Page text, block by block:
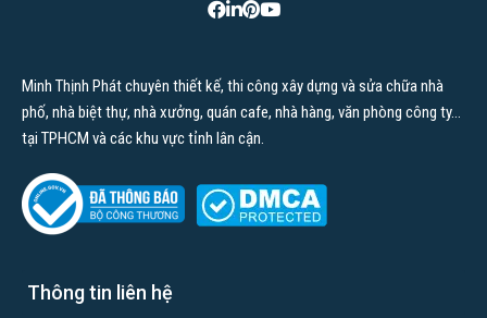
Nội thất
Xây dựng nhà trọn gói
Xây dựng nhà tiền chế
Minh Thịnh Phát chuyên thiết kế, thi công xây dựng và sửa chữa nhà
phố, nhà biệt thự, nhà xưởng, quán cafe, nhà hàng, văn phòng công ty…
tại TPHCM và các khu vực tỉnh lân cận.
Thông tin liên hệ